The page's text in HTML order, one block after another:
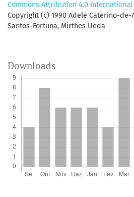
Commons Attribution 4.0 International
Copyright (c) 1990 Adele Caterino-
Santos-Fortuna, Mirthes Ueda
Downloads